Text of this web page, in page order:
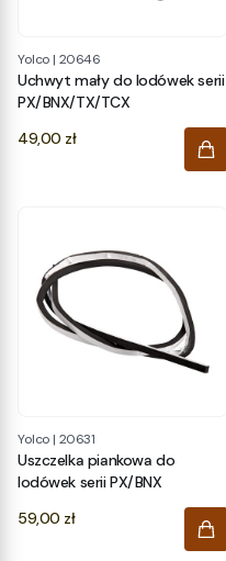
Yolco | 20646
Uchwyt mały do lodówek serii
PX/BNX/TX/TCX
Cena
49,00 zł
Yolco | 20631
Uszczelka piankowa do
lodówek serii PX/BNX
Cena
59,00 zł